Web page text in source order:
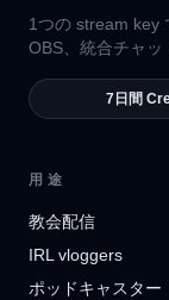
1つの stream key
OBS、統合チャッ
7日間
用途
教会配信
IRL vloggers
ポッドキャスター